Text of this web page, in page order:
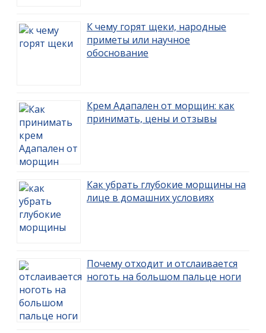
К чему горят щеки, народные
приметы или научное
обоснование
Крем Адапален от морщин: как
принимать, цены и отзывы
Как убрать глубокие морщины на
лице в домашних условиях
Почему отходит и отслаивается
ноготь на большом пальце ноги